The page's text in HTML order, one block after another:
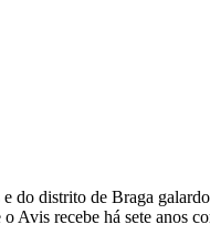
do distrito de Braga
Avis recebe há sete anos